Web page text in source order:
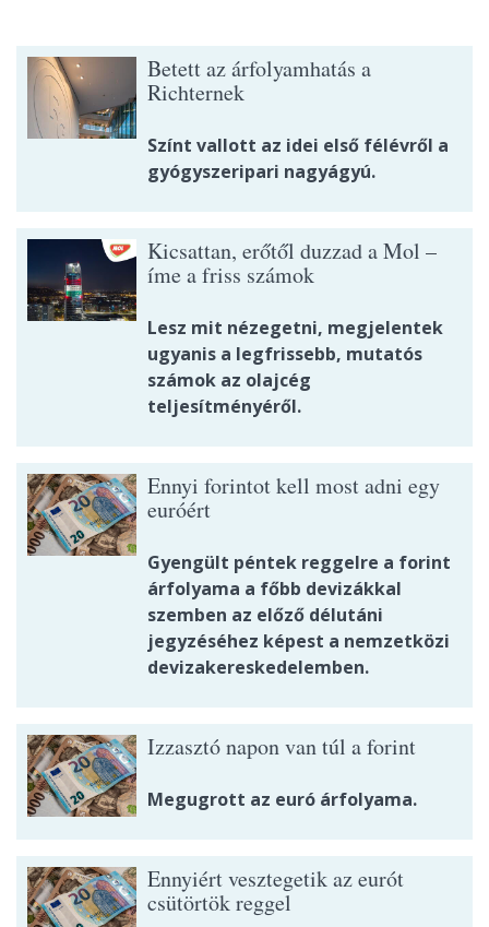
Betett az árfolyamhatás a
Richternek
Színt vallott az idei első félévről a
gyógyszeripari nagyágyú.
Kicsattan, erőtől duzzad a Mol –
íme a friss számok
Lesz mit nézegetni, megjelentek
ugyanis a legfrissebb, mutatós
számok az olajcég
teljesítményéről.
Ennyi forintot kell most adni egy
euróért
Gyengült péntek reggelre a forint
árfolyama a főbb devizákkal
szemben az előző délutáni
jegyzéséhez képest a nemzetközi
devizakereskedelemben.
Izzasztó napon van túl a forint
Megugrott az euró árfolyama.
Ennyiért vesztegetik az eurót
csütörtök reggel